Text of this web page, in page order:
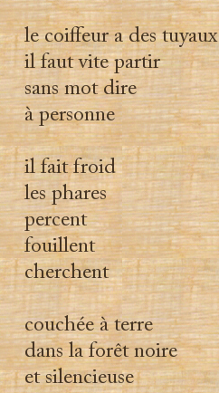
le coiffeur a des tuyaux
il faut vite partir
sans mot dire
à personne
il fait froid
les phares
percent
fouillent
cherchent
couchée à terre
dans la forêt noire
et silencieuse